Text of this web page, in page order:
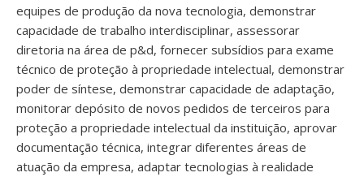
equipes de produção da nova tecnologia, demonstrar
capacidade de trabalho interdisciplinar, assessorar
diretoria na área de p&d, fornecer subsídios para exame
técnico de proteção à propriedade intelectual, demonstrar
poder de síntese, demonstrar capacidade de adaptação,
monitorar depósito de novos pedidos de terceiros para
proteção a propriedade intelectual da instituição, aprovar
documentação técnica, integrar diferentes áreas de
atuação da empresa, adaptar tecnologias à realidade